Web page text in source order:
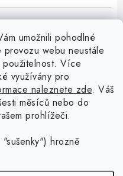
umožnili pohodlné
webu neustále
Více
využívány pro
naleznete zde. Váš
měsíců nebo do
prohlížeči.
hrozně
změnit?